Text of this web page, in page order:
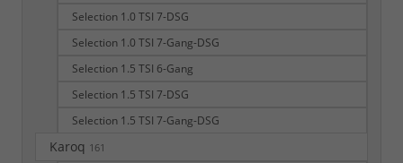
Selection 1.0 TSI 7-DSG
Selection 1.0 TSI 7-Gang-DSG
Selection 1.5 TSI 6-Gang
Selection 1.5 TSI 7-DSG
Selection 1.5 TSI 7-Gang-DSG
Karoq 161